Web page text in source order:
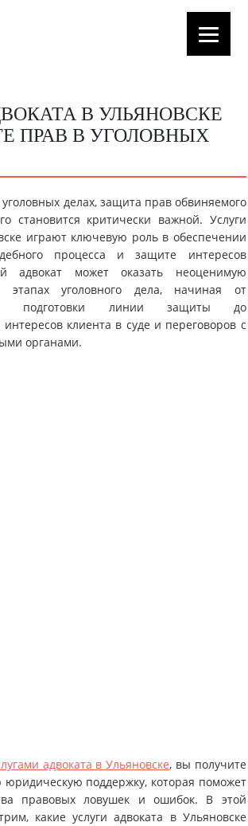
В УЛЬЯНОВСКЕ
ПРАВ В УГОЛОВНЫХ
делах, защита прав обвиняемого
становится критически важной. Услуги
играют ключевую роль в обеспечении
процесса и защите интересов
адвокат может оказать неоценимую
уголовного дела, начиная от
и подготовки линии защиты до
интересов клиента в суде и переговоров с
органами.
адвоката в Ульяновске, вы получите
поддержку, которая поможет
правовых ловушек и ошибок. В этой
какие услуги адвоката в Ульяновске